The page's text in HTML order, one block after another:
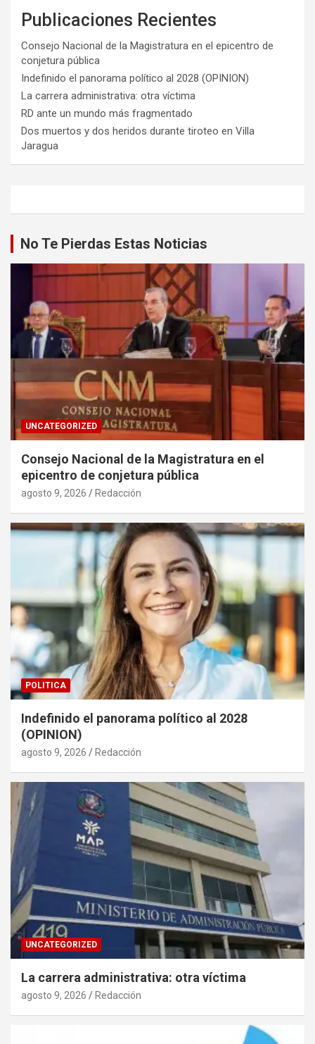
Publicaciones Recientes
Consejo Nacional de la Magistratura en el epicentro de
conjetura pública
Indefinido el panorama político al 2028 (OPINION)
La carrera administrativa: otra víctima
RD ante un mundo más fragmentado
Dos muertos y dos heridos durante tiroteo en Villa
Jaragua
No Te Pierdas Estas Noticias
UNCATEGORIZED
Consejo Nacional de la Magistratura en el
epicentro de conjetura pública
agosto 9, 2026 Redacción
POLITICA
Indefinido el panorama político al 2028
(OPINION)
agosto 9, 2026 Redacción
UNCATEGORIZED
La carrera administrativa: otra víctima
agosto 9, 2026 Redacción